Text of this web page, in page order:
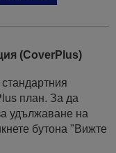
(CoverPlus)
план. За да
удължаване на
бутона "Вижте